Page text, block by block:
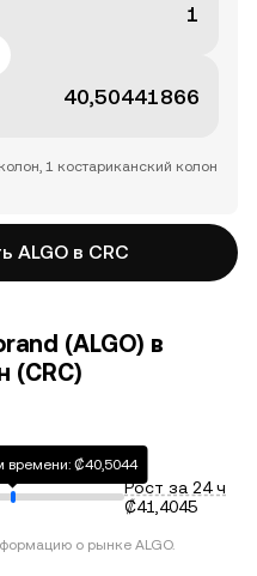
1 костариканский колон
ALGO в CRC
(ALGO) в
(CRC)
времени: ₡40,5044
Рост за 24 ч
₡41,4045
о рынке ALGO.